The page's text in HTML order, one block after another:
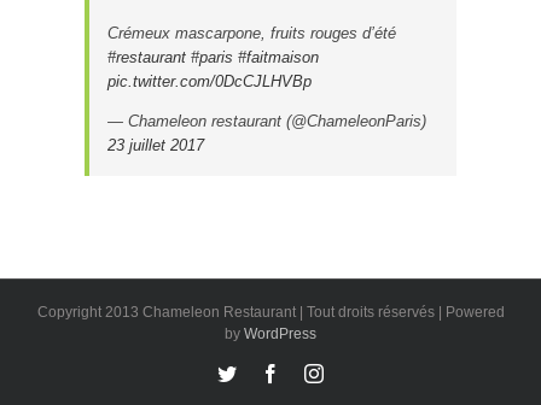
Crémeux mascarpone, fruits rouges d’été
#restaurant #paris #faitmaison
pic.twitter.com/0DcCJLHVBp
— Chameleon restaurant (@ChameleonParis)
23 juillet 2017
Copyright 2013 Chameleon Restaurant | Tout droits réservés | Powered
by WordPress
Twitter FacebookInstagram